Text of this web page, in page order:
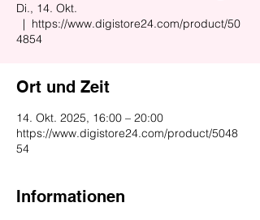
Di., 14. Okt.
  |
https://www.digistore24.com/product/50
4854
Ort und Zeit
14. Okt. 2025, 16:00 – 20:00
https://www.digistore24.com/product/5048
54
Informationen